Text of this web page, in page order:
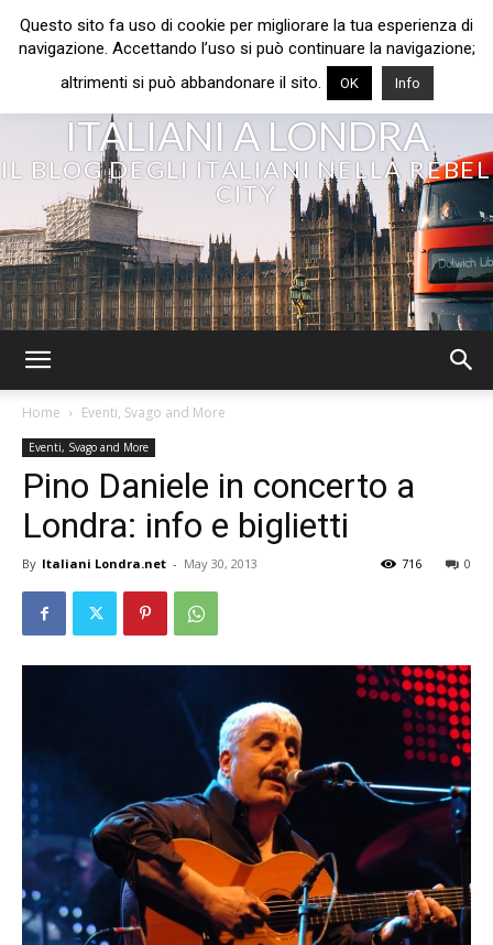
ITALIANI A LONDRA
IL BLOG DEGLI ITALIANI NELLA REBEL
CITY
Home Eventi, Svago and More
Eventi, Svago and More
Pino Daniele in concerto a
Londra: info e biglietti
By Italiani Londra.net - May 30, 2013 0
716
Questo sito fa uso di cookie per migliorare la tua esperienza di
navigazione. Accettando l’uso si può continuare la navigazione;
altrimenti si può abbandonare il sito.
OK Info